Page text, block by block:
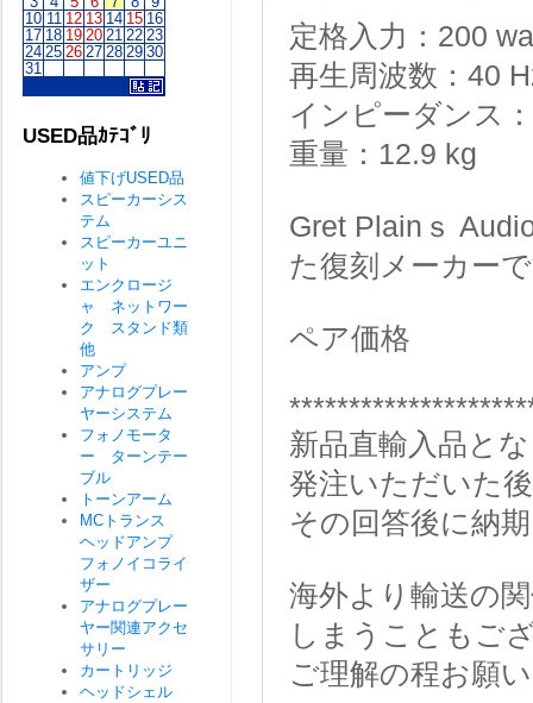
定格入力：200
再生周波数：40
インピーダンス
重量：12.9 kg
Gret Plainｓ
た復刻メーカー
ペア価格
新品直輸入品と
発注いただいた
その回答後に納
海外より輸送の
しまうこともご
ご理解の程お願
10 11 12 13 14 15 16
17 18 19 20 21 22 23
24 25 26 27 28 29 30
31
USED品ｶﾃｺﾞﾘ
値下げUSED品
スピーカーシス
テム
スピーカーユニ
ット
エンクロージ
ャ ネットワー
ク スタンド類
他
アンプ
アナログプレー
ヤーシステム
フォノモータ
ー ターンテー
ブル
トーンアーム
MCトランス
ヘッドアンプ
フォノイコライ
ザー
アナログプレー
ヤー関連アクセ
サリー
カートリッジ
ヘッドシェル